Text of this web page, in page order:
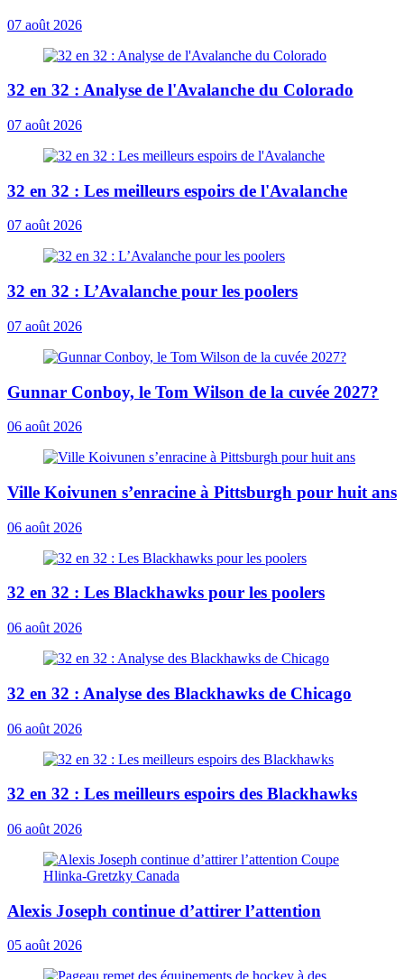
07 août 2026
32 en 32 : Analyse de l'Avalanche du Colorado
07 août 2026
32 en 32 : Les meilleurs espoirs de l'Avalanche
07 août 2026
32 en 32 : L’Avalanche pour les poolers
07 août 2026
Gunnar Conboy, le Tom Wilson de la cuvée 2027?
06 août 2026
Ville Koivunen s’enracine à Pittsburgh pour huit ans
06 août 2026
32 en 32 : Les Blackhawks pour les poolers
06 août 2026
32 en 32 : Analyse des Blackhawks de Chicago
06 août 2026
32 en 32 : Les meilleurs espoirs des Blackhawks
06 août 2026
Alexis Joseph continue d’attirer l’attention
05 août 2026